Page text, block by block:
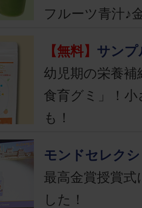
フルーツ青汁♪
【無料】 サンプ
幼児期の栄養
食育グミ」！
も！
モンドセレク
最高金賞授賞
した！